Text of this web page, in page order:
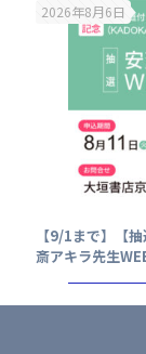
2026年8月6日
【9/1まで】【
斎アキラ先生